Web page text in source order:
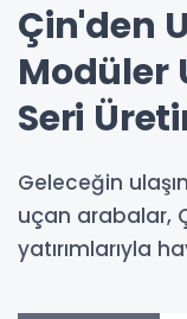
Çin'den
Modüler
Seri
Geleceğin
uçan arabalar,
yatırımlarıyla